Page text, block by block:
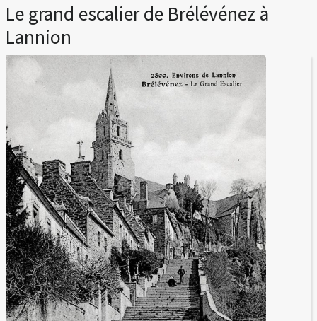
Le grand escalier de Brélévénez à
Lannion